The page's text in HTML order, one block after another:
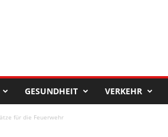
GESUNDHEIT VERKEHR
für die Feuerwehr